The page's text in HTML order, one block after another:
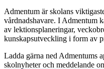
Admentum är skolans
vårdnadshavare. I Admentum
av lektionsplaneringar,
kunskapsutveckling i form av
Ladda gärna ned Admentums
skolnyheter och meddelande